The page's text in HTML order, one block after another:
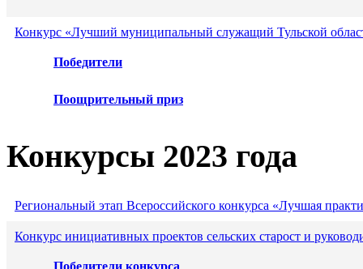
Конкурс «Лучший муниципальный служащий Тульской
Победители
Поощрительный приз
Конкурсы 2023 года
Региональный этап Всероссийского конкурса «Лучшая
Конкурс инициативных проектов сельских старост и
Победители конкурса